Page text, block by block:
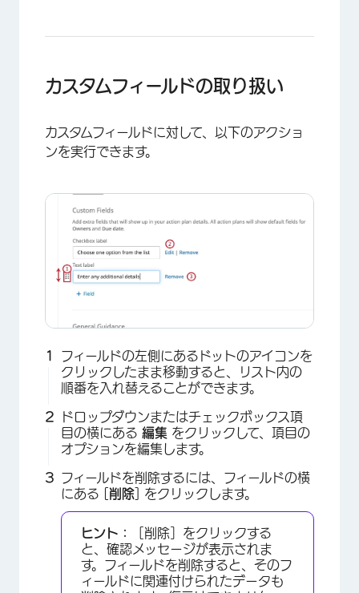
カスタムフィールドの取り扱い
カスタムフィールドに対して、以下のアクショ
ンを実行できます。
フィールドの左側にあるドットのアイコンを
クリックしたまま移動すると、リスト内の
順番を入れ替えることができます。
ドロップダウンまたはチェックボックス項
目の横にある 編集 をクリックして、項目の
オプションを編集します。
フィールドを削除するには、フィールドの横
にある [ 削除 ] をクリックします。
ヒント：
［削除］をクリックする
と、確認メッセージが表示されま
す。フィールドを削除すると、そのフ
ィールドに関連付けられたデータも